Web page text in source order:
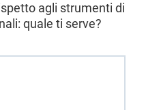
agli strumenti di
quale ti serve?